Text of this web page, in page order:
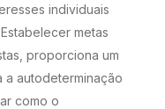
individuais
metas
proporciona um
autodeterminação
como o